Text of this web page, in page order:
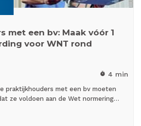
met een bv: Maak vóór 1
voor WNT rond
timer 4 min
praktijkhouders met een bv moeten
ze voldoen aan de Wet normering…